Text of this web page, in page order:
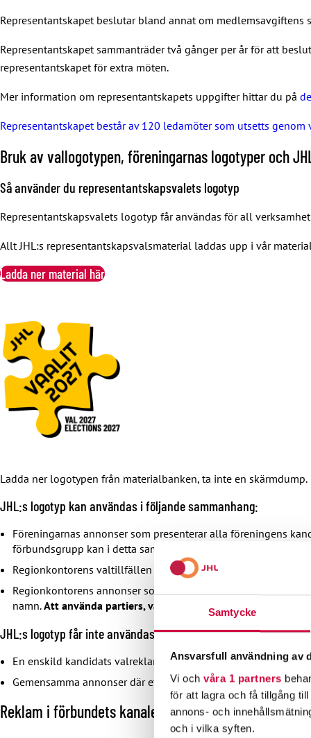
Samtycke
Ansvarsfull användning av
Vi och våra 1 partners
för att lagra och få tillgång
annons- och
och i vilka syften.
1.3 Omröstningen slutar klockan 12.00.
2.3 Centralvalnämnden konstaterar valresultatet.
15.3 Besvär över valet måste vara hos förbundskontoret.
9.4 Centralvalnämnden fastställer valresultatet samt de
Representantskapet beslutar bland annat om
Representantskapet sammanträder två gånger per år för att
representantskapet för extra möten.
Mer information om representantskapets uppgifter hittar du på
Representantskapet består av 120 ledamöter som utsetts genom
Bruk av vallogotypen, föreningarnas logotyper och
Så använder du representantskapsvalets logotyp
Representantskapsvalets logotyp får användas för all
Allt JHL:s representantskapsvalsmaterial laddas upp i vår
Ladda ner material här
Ladda ner logotypen från materialbanken, ta inte en skärmdump.
JHL:s logotyp kan användas i följande sammanhang:
Föreningarnas annonser som presenterar alla föreningens
förbundsgrupp kan i detta samband nämnas
Regionkontorens valtillfällen som är öppna för alla förbundets
Regionkontorens annonser som presenterar alla regionens
namn.Att använda partiers, valförbunds eller
JHL:s logotyp får inte användas i följande sammanhang:
En enskild kandidats valreklam
Gemensamma annonser där ett partis, ett valförbunds eller
Reklam i förbundets kanaler
i
s
e
j
a
l
o
g
i